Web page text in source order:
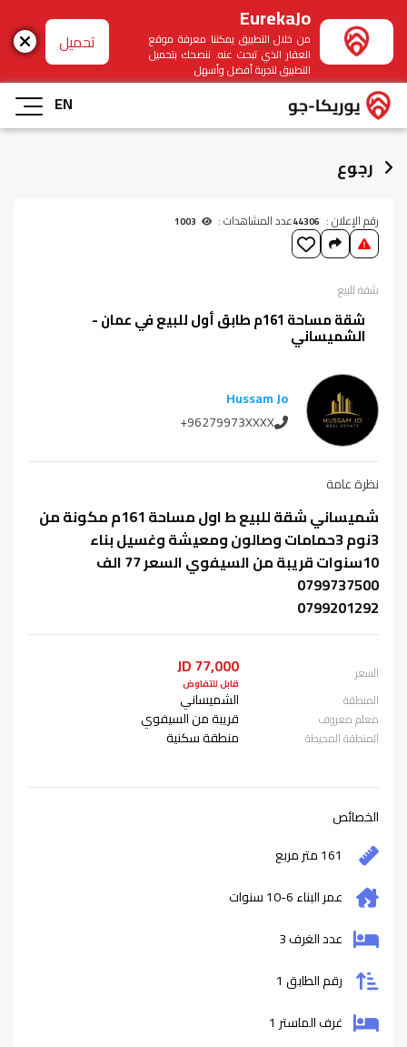
EurekaJo
من خلال التطبيق يمكننا معرفة موقع
العقار الذي تبحث عنه. ننصحك بتحميل
التطبيق لتجربة أفضل وأسهل
تحميل
EN
رجوع
رقم الإعلان : 44306عدد المشاهدات :
شقةللبيع
شقة مساحة 161م طابق أول للبيع في عمان -
الشميساني
Hussam Jo
+96279973XXXX
نظرة عامة
شميساني شقة للبيع ط اول مساحة 161م مكونة من
3نوم 3حمامات وصالون ومعيشة وغسيل بناء
10سنوات قريبة من السيفوي السعر 77 الف
0799737500
0799201292
السعر 77,000 JD
قابل للتفاوض
المنطقة الشميساني
معلم معروف قريبة من السيفوي
المنطقة المحيطة منطقة سكنية
الخصائص
161 متر مربع
عمر البناء6-10
سنوات
عدد الغرف 3
رقم الطابق 1
غرف الماستر 1